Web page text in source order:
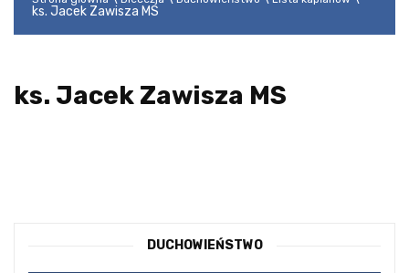
ks. Jacek Zawisza MS
ks. Jacek Zawisza MS
DUCHOWIEŃSTWO